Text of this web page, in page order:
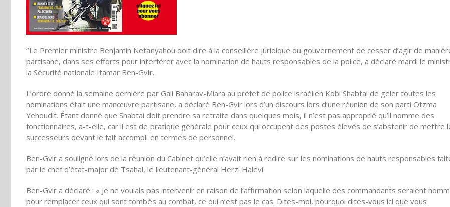
‘’Le Premier ministre Benjamin Netanyahou doit dire à la conseillère juridique du gouvernement de cesser d’agir de
partisane, dans ses efforts pour interférer avec la nomination de hauts responsables de la police, a déclaré mardi le
la Sécurité nationale Itamar Ben-Gvir.
L’ordre donné la semaine dernière par Gali Baharav-Miara au préfet de police israélien Kobi Shabtai de geler toutes les
nominations était une manœuvre partisane, a déclaré Ben-Gvir lors d’un discours lors d’une réunion de son parti Otzma
Yehoudit. Étant donné que Shabtai doit prendre sa retraite dans quelques mois, il n’est pas approprié qu’il nomme des
fonctionnaires, a-t-elle, car il est de pratique générale pour ceux qui occupent des postes élevés de s’abstenir de mettre
successeurs devant le fait accompli en termes de personnel.
Ben-Gvir a souligné lors de la réunion du Cabinet qu’elle n’avait rien à redire sur les nominations de hauts responsables
par le chef d’état-major de Tsahal, le lieutenant-général Herzi Halevi.
Ben-Gvir a déclaré : « Je ne voulais pas intervenir en raison de l’affirmation selon laquelle des commandants seraient
pour remplacer ceux qui sont tombés au combat, ce qui n’est pas le cas. Dites-moi, pourquoi dites-vous ici que vous